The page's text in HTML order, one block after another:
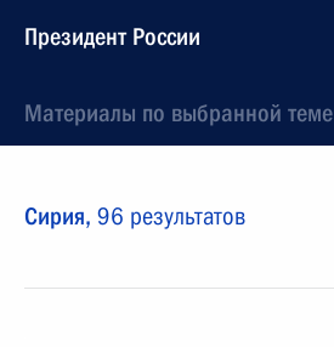
Президент России
Материалы по выбранной теме
Сирия, 96 результатов